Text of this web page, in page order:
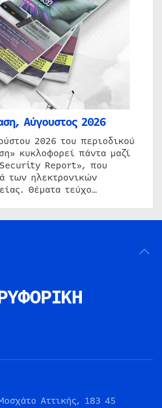
Αύγουστος 2026
2026 του περιοδικού
κυκλοφορεί πάντα μαζί
Report», που
των ηλεκτρονικών
Θέματα τεύχο…
Αττικής, 183 45